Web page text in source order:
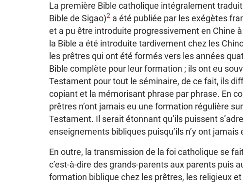
La première Bible catholique intégralement
Bible de Sigao)2a été publiée par les exégètes
et a pu être introduite progressivement en Chine
la Bible a été introduite tardivement chez les
les prêtres qui ont été formés vers les années
Bible complète pour leur formation ; ils ont eu
Testament pour tout le séminaire, de ce fait, ils
copiant et la mémorisant phrase par phrase. En
prêtres n’ont jamais eu une formation régulière
Testament. Il serait étonnant qu’ils puissent
enseignements bibliques puisqu’ils n’y ont jamais
En outre, la transmission de la foi catholique se
c’est-à-dire des grands-parents aux parents puis
formation biblique chez les prêtres, les religieux